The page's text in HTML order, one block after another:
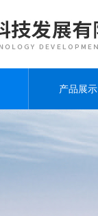
产品展示